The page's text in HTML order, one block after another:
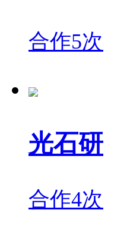
合作5次
光石研
合作4次